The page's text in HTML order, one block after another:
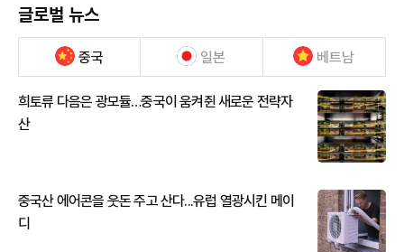
글로벌 뉴스
중국 일본 베트남
희토류 다음은 광모듈…중국이 움켜쥔 새로운 전략자
산
중국산 에어콘을 웃돈 주고 산다...유럽 열광시킨 메이
디